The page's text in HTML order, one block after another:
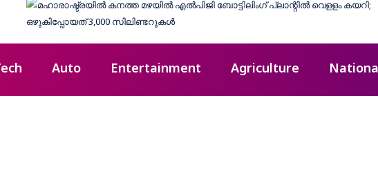
Auto Entertainment Agriculture